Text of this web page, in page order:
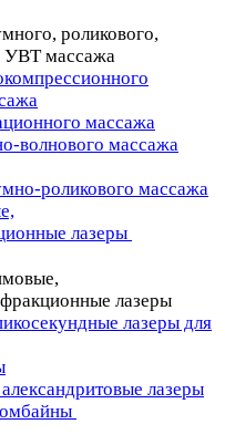
роликового,
УВТ массажа
массажа
волнового массажа
роликового массажа
лазеры
лазеры
лазеры для
лазеры